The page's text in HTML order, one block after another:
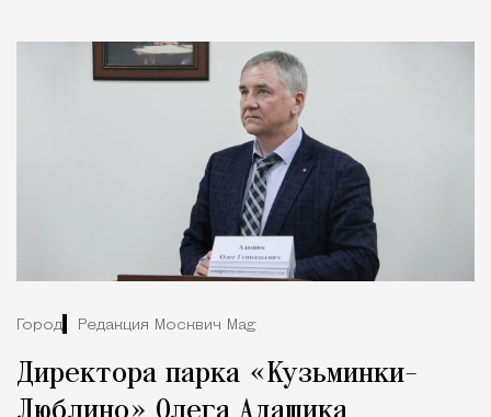
Город Редакция Москвич Mag
Директора парка «Кузьминки-